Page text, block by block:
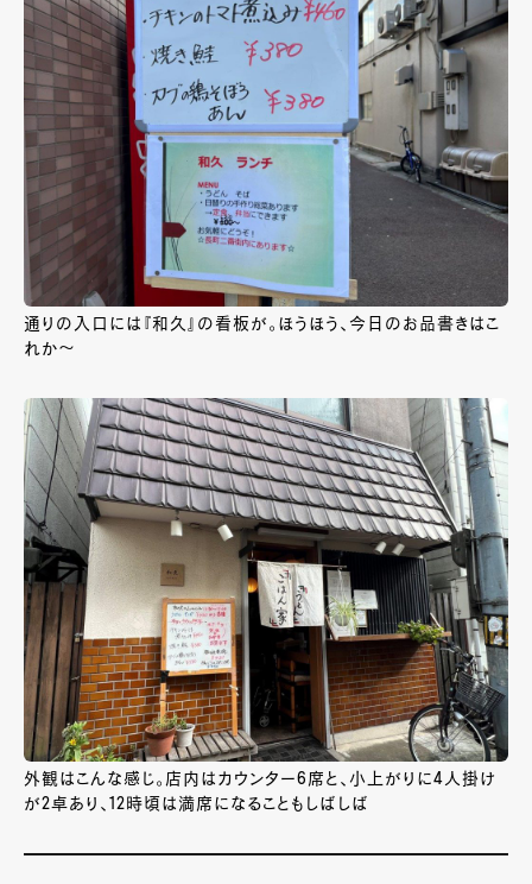
通りの入口には『和久』の看板が。ほうほう、今日のお品書きはこ
れか～
外観はこんな感じ。店内はカウンター6席と、小上がりに4人掛け
が2卓あり、12時頃は満席になることもしばしば